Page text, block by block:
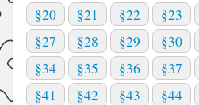
§20
§21 §22 §23
§27
§28 §29 §30
§34
§35 §36 §37
§41
§42 §43 §44